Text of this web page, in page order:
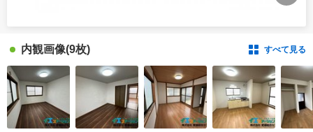
内観画像(9枚) すべて見る